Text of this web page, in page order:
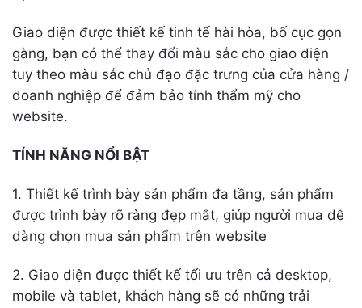
Giao diện được thiết kế tinh tế hài hòa, bố cục gọn
gàng, bạn có thể thay đổi màu sắc cho giao diện
tuy theo màu sắc chủ đạo đặc trưng của cửa hàng /
doanh nghiệp để đảm bảo tính thẩm mỹ cho
website.
TÍNH NĂNG NỔI BẬT
1. Thiết kế trình bày sản phẩm đa tầng, sản phẩm
được trình bày rõ ràng đẹp mắt, giúp người mua dễ
dàng chọn mua sản phẩm trên website
2. Giao diện được thiết kế tối ưu trên cả desktop,
mobile và tablet, khách hàng sẽ có những trải